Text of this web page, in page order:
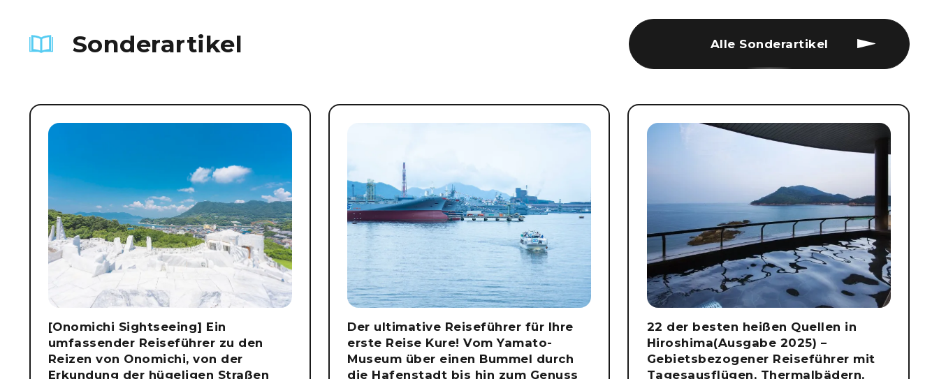
Sonderartikel Alle Sonderartikel
[Onomichi Sightseeing] Ein
umfassender Reiseführer zu den
Reizen von Onomichi, von der
Erkundung der hügeligen Straßen
Der ultimative Reiseführer für Ihre
erste Reise Kure! Vom Yamato-
Museum über einen Bummel durch
die Hafenstadt bis hin zum Genuss
22 der besten heißen Quellen in
Hiroshima(Ausgabe 2025) –
Gebietsbezogener Reiseführer mit
Tagesausflügen, Thermalbädern,